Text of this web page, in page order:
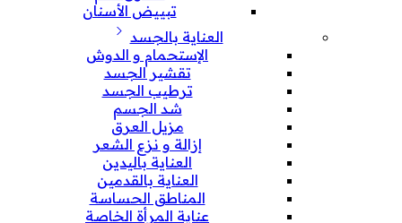
تبييض الأسنان
العناية بالجسد
الإستحمام و الدوش
تقشير الجسد
ترطيب الجسد
شد الجسم
مزيل العرق
إزالة و نزع الشعر
العناية باليدين
العناية بالقدمين
المناطق الحساسة
عناية المرأة الخاصة